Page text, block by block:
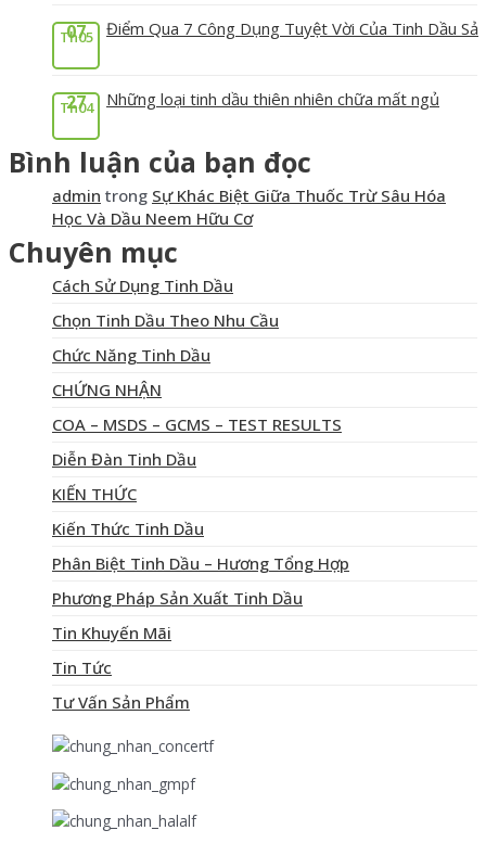
07
Th05 Điểm Qua 7 Công Dụng Tuyệt Vời Của Tinh Dầu Sả
27
Th04 Những loại tinh dầu thiên nhiên chữa mất ngủ
Bình luận của bạn đọc
admin trong Sự Khác Biệt Giữa Thuốc Trừ Sâu Hóa
Học Và Dầu Neem Hữu Cơ
Chuyên mục
Cách Sử Dụng Tinh Dầu
Chọn Tinh Dầu Theo Nhu Cầu
Chức Năng Tinh Dầu
CHỨNG NHẬN
COA – MSDS – GCMS – TEST RESULTS
Diễn Đàn Tinh Dầu
KIẾN THỨC
Kiến Thức Tinh Dầu
Phân Biệt Tinh Dầu – Hương Tổng Hợp
Phương Pháp Sản Xuất Tinh Dầu
Tin Khuyến Mãi
Tin Tức
Tư Vấn Sản Phẩm